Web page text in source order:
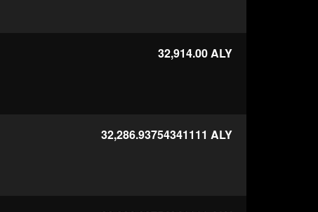
32,914.00ALY
32,286.93754341111 ALY